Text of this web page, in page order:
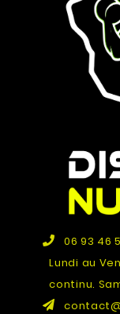
06 93 46
Lundi au
continu.